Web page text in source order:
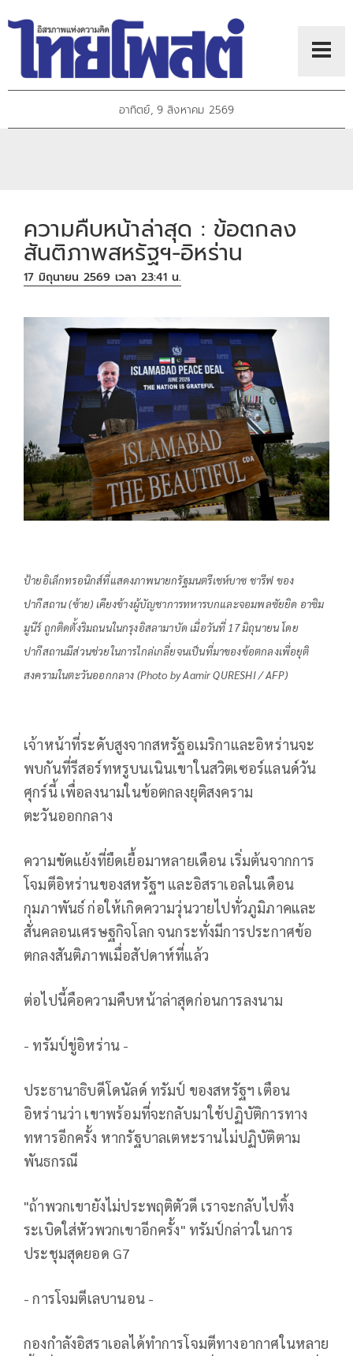
อาทิตย์, 9 สิงหาคม 2569
ความคืบหน้าล่าสุด : ข้อตกลง
สันติภาพสหรัฐฯ-อิหร่าน
17 มิถุนายน 2569 เวลา 23:41 น.
ป้ายอิเล็กทรอนิกส์ที่แสดงภาพนายกรัฐมนตรีเชห์บาซ ชารีฟ ของ
ปากีสถาน (ซ้าย) เคียงข้างผู้บัญชาการทหารบกและจอมพลซัยยิด อาซิม
มูนีร์ ถูกติดตั้งริมถนนในกรุงอิสลามาบัด เมื่อวันที่ 17 มิถุนายน โดย
ปากีสถานมีส่วนช่วยในการไกล่เกลี่ยจนเป็นที่มาของข้อตกลงเพื่อยุติ
สงครามในตะวันออกกลาง (Photo by Aamir QURESHI / AFP)
เจ้าหน้าที่ระดับสูงจากสหรัฐอเมริกาและอิหร่านจะ
พบกันที่รีสอร์ทหรูบนเนินเขาในสวิตเซอร์แลนด์วัน
ศุกร์นี้ เพื่อลงนามในข้อตกลงยุติสงคราม
ตะวันออกกลาง
ความขัดแย้งที่ยืดเยื้อมาหลายเดือน เริ่มต้นจากการ
โจมตีอิหร่านของสหรัฐฯ และอิสราเอลในเดือน
กุมภาพันธ์ ก่อให้เกิดความวุ่นวายไปทั่วภูมิภาคและ
สั่นคลอนเศรษฐกิจโลก จนกระทั่งมีการประกาศข้อ
ตกลงสันติภาพเมื่อสัปดาห์ที่แล้ว
ต่อไปนี้คือความคืบหน้าล่าสุดก่อนการลงนาม
- ทรัมป์ขู่อิหร่าน -
ประธานาธิบดีโดนัลด์ ทรัมป์ ของสหรัฐฯ เตือน
อิหร่านว่า เขาพร้อมที่จะกลับมาใช้ปฏิบัติการทาง
ทหารอีกครั้ง หากรัฐบาลเตหะรานไม่ปฏิบัติตาม
พันธกรณี
"ถ้าพวกเขายังไม่ประพฤติตัวดี เราจะกลับไปทิ้ง
ระเบิดใส่หัวพวกเขาอีกครั้ง" ทรัมป์กล่าวในการ
ประชุมสุดยอด G7
- การโจมตีเลบานอน -
กองกำลังอิสราเอลได้ทำการโจมตีทางอากาศในหลาย